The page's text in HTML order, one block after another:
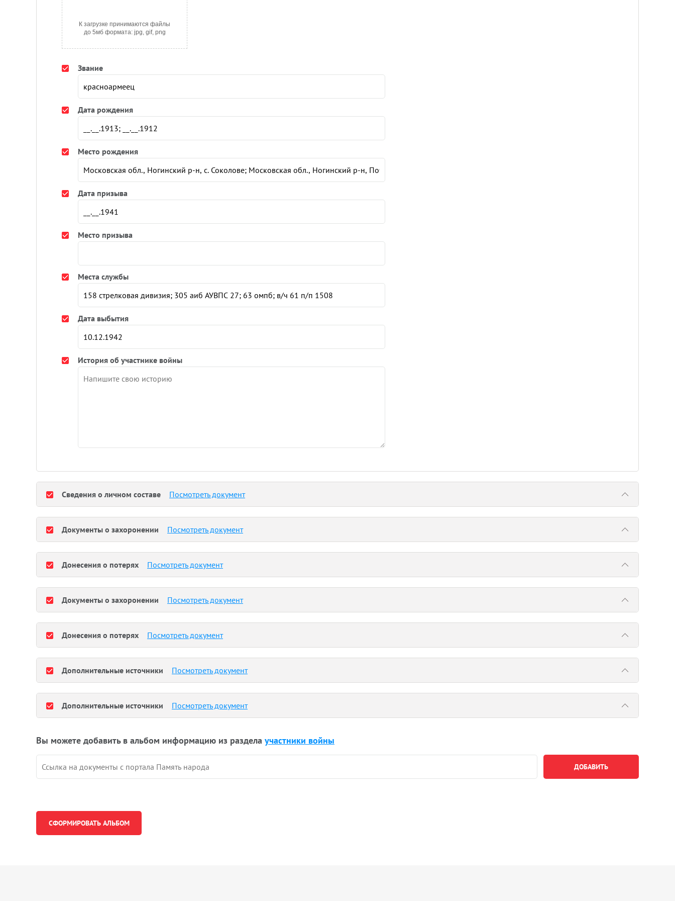
К загрузке принимаются файлы
до 5мб формата: jpg, gif, png
Звание
Дата рождения
Место рождения
Дата призыва
Место призыва
Места службы
Дата выбытия
История об участнике войны
Сведения о личном составе Посмотреть документ
Документы о захоронении Посмотреть документ
Донесения о потерях Посмотреть документ
Документы о захоронении Посмотреть документ
Донесения о потерях Посмотреть документ
Дополнительные источники Посмотреть документ
Дополнительные источники Посмотреть документ
Вы можете добавить в альбом информацию из раздела участники войны